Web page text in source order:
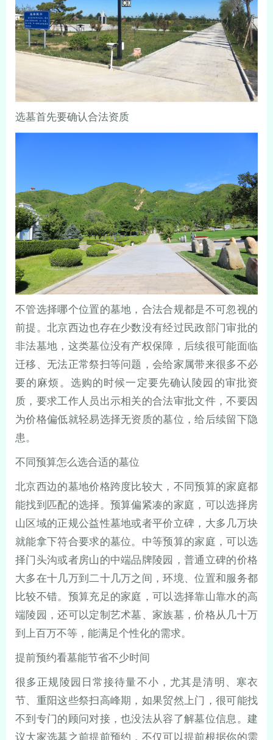
选墓首先要确认合法资质
不管选择哪个位置的墓地，合法合规都是不可忽视的
前提。北京西边也存在少数没有经过民政部门审批的
非法墓地，这类墓位没有产权保障，后续很可能面临
迁移、无法正常祭扫等问题，会给家属带来很多不必
要的麻烦。选购的时候一定要先确认陵园的审批资
质，要求工作人员出示相关的合法审批文件，不要因
为价格偏低就轻易选择无资质的墓位，给后续留下隐
患。
不同预算怎么选合适的墓位
北京西边的墓地价格跨度比较大，不同预算的家庭都
能找到匹配的选择。预算偏紧凑的家庭，可以选择房
山区域的正规公益性墓地或者平价立碑，大多几万块
就能拿下符合要求的墓位。中等预算的家庭，可以选
择门头沟或者房山的中端品牌陵园，普通立碑的价格
大多在十几万到二十几万之间，环境、位置和服务都
比较不错。预算充足的家庭，可以选择靠山靠水的高
端陵园，还可以定制艺术墓、家族墓，价格从几十万
到上百万不等，能满足个性化的需求。
提前预约看墓能节省不少时间
很多正规陵园日常接待量不小，尤其是清明、寒衣
节、重阳这些祭扫高峰期，如果贸然上门，很可能找
不到专门的顾问对接，也没法从容了解墓位信息。建
议大家选墓之前提前预约，不仅可以提前根据你的需